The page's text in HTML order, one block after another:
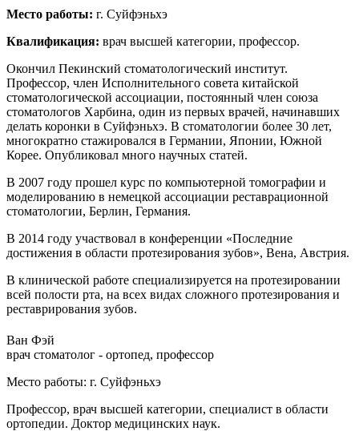
Место работы: г. Суйфэньхэ
Квалификация: врач высшей категории, профессор.
Окончил Пекинский стоматологический институт.
Профессор, член Исполнительного совета китайской
стоматологической ассоциации, постоянный член союза
стоматологов Харбина, один из первых врачей, начинавших
делать коронки в Суйфэньхэ. В стоматологии более 30 лет,
многократно стажировался в Германии, Японии, Южной
Корее. Опубликовал много научных статей.
В 2007 году прошел курс по компьютерной томографии и
моделированию в немецкой ассоциации реставрационной
стоматологии, Берлин, Германия.
В 2014 году участвовал в конференции «Последние
достижения в области протезирования зубов», Вена, Австрия.
В клинической работе специализируется на протезировании
всей полости рта, на всех видах сложного протезирования и
реставрирования зубов.
Ван Фэй
врач стоматолог - ортопед, профессор
Место работы: г. Суйфэньхэ
Профессор, врач высшей категории, специалист в области
ортопедии. Доктор медицинских наук.